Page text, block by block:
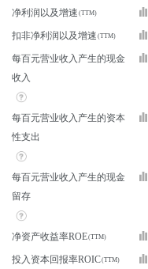
净利润以及增速
扣非净利润以及增速
每百元营业收入产生的现金
收入
每百元营业收入产生的资本
性支出
每百元营业收入产生的现金
留存
净资产收益率ROE
投入资本回报率ROIC